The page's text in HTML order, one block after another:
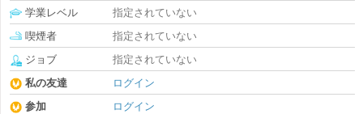
学業レベル
指定されていない
喫煙者
指定されていない
ジョブ
指定されていない
私の友達
ログイン
参加
ログイン